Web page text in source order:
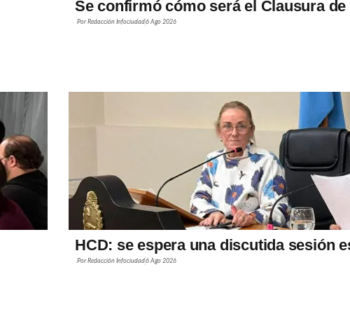
Se confirmó cómo será el Clausura
Por Redacción Infociudad6 Ago 2026
HCD: se espera una discutida sesión
Por Redacción Infociudad6 Ago 2026